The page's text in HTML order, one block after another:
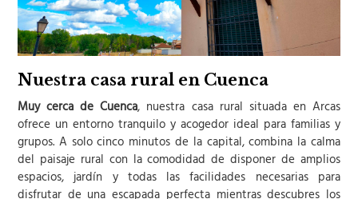
Nuestra casa rural en Cuenca
Muy cerca de Cuenca, nuestra casa rural situada en Arcas
ofrece un entorno tranquilo y acogedor ideal para familias y
grupos. A solo cinco minutos de la capital, combina la calma
del paisaje rural con la comodidad de disponer de amplios
espacios, jardín y todas las facilidades necesarias para
disfrutar de una escapada perfecta mientras descubres los